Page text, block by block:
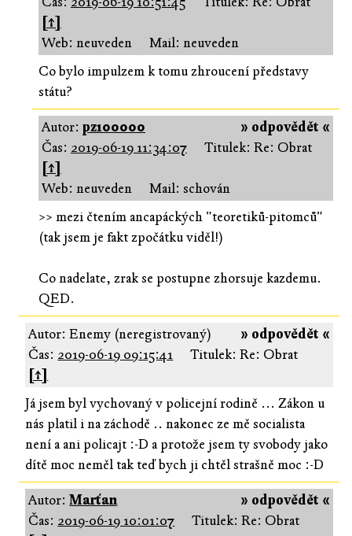
[↑]
Web: neuveden
Mail: neuveden
Co bylo impulzem k tomu zhroucení představy
státu?
» odpovědět «
Autor: pz100000
Čas: 2019-06-19 11:34:07
Titulek: Re: Obrat
[↑]
Web: neuveden
Mail: schován
>> mezi čtením ancapáckých "teoretiků-pitomců"
(tak jsem je fakt zpočátku viděl!)
Co nadelate, zrak se postupne zhorsuje kazdemu.
QED.
» odpovědět «
Autor: Enemy (neregistrovaný)
Čas: 2019-06-19 09:15:41
Titulek: Re: Obrat
[↑]
Já jsem byl vychovaný v policejní rodině ... Zákon u
nás platil i na záchodě .. nakonec ze mě socialista
není a ani policajt :-D a protože jsem ty svobody jako
dítě moc neměl tak teď bych ji chtěl strašně moc :-D
» odpovědět «
Autor:Marťan
Čas: 2019-06-19 10:01:07
Titulek: Re: Obrat